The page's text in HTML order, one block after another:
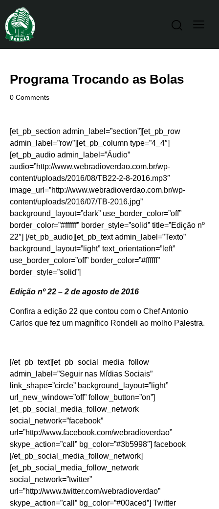
Programa Trocando as Bolas
0 Comments
[et_pb_section admin_label=”section”][et_pb_row
admin_label=”row”][et_pb_column type=”4_4″]
[et_pb_audio admin_label=”Áudio”
audio=”http://www.webradioverdao.com.br/wp-
content/uploads/2016/08/TB22-2-8-2016.mp3″
image_url=”http://www.webradioverdao.com.br/wp-
content/uploads/2016/07/TB-2016.jpg”
background_layout=”dark” use_border_color=”off”
border_color=”#ffffff” border_style=”solid” title=”Edição nº
22″] [/et_pb_audio][et_pb_text admin_label=”Texto”
background_layout=”light” text_orientation=”left”
use_border_color=”off” border_color=”#ffffff”
border_style=”solid”]
Edição nº 22 – 2 de agosto de 2016
Confira a edição 22 que contou com o Chef Antonio
Carlos que fez um magnífico Rondeli ao molho Palestra.
[/et_pb_text][et_pb_social_media_follow
admin_label=”Seguir nas Mídias Sociais”
link_shape=”circle” background_layout=”light”
url_new_window=”off” follow_button=”on”]
[et_pb_social_media_follow_network
social_network=”facebook”
url=”http://www.facebook.com/webradioverdao”
skype_action=”call” bg_color=”#3b5998″] facebook
[/et_pb_social_media_follow_network]
[et_pb_social_media_follow_network
social_network=”twitter”
url=”http://www.twitter.com/webradioverdao”
skype_action=”call” bg_color=”#00aced”] Twitter